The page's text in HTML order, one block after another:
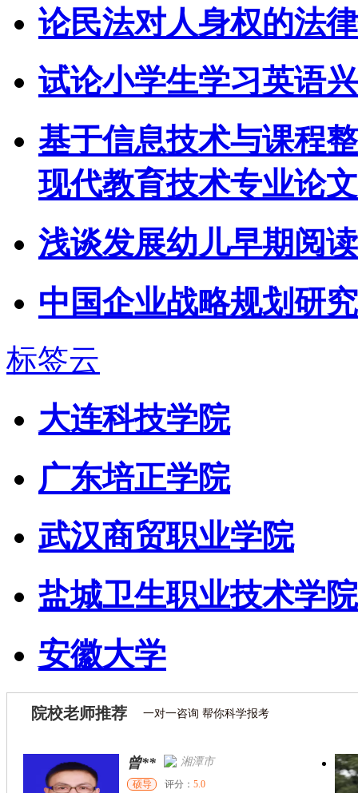
论民法对人身权的法
试论小学生学习英语
基于信息技术与课程
现代教育技术专业论文
浅谈发展幼儿早期阅
中国企业战略规划研
标签云
大连科技学院
广东培正学院
武汉商贸职业学院
盐城卫生职业技术学院
安徽大学
院校老师推荐 一对一咨询 帮你科学报考
曾** 湘潭市
硕导 评分： 5.0